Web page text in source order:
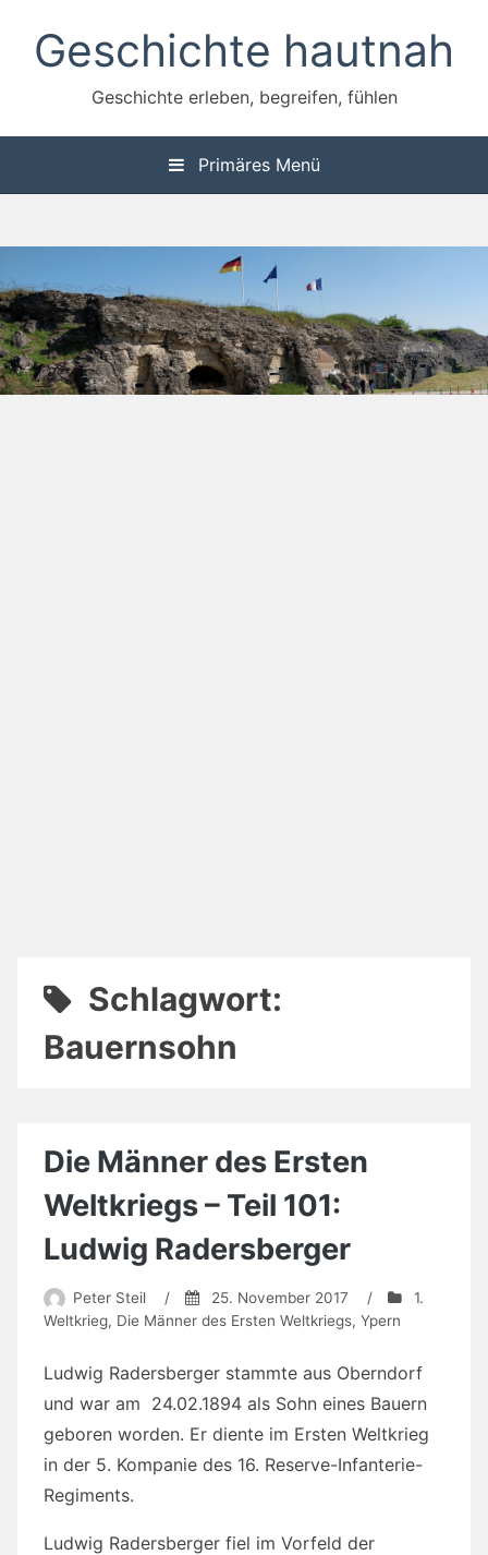
Inhalt
springenGeschichte hautnah
Geschichte erleben, begreifen, fühlen
Primäres Menü
Schlagwort:
Bauernsohn
Die Männer des Ersten
Weltkriegs – Teil 101:
Ludwig Radersberger
Peter Steil / 25. November 2017 /
1.
Weltkrieg, Die Männer des Ersten Weltkriegs, Ypern
Ludwig Radersberger stammte aus Oberndorf
und war am 24.02.1894 als Sohn eines Bauern
geboren worden. Er diente im Ersten Weltkrieg
in der 5. Kompanie des 16. Reserve-Infanterie-
Regiments.
Ludwig Radersberger fiel im Vorfeld der